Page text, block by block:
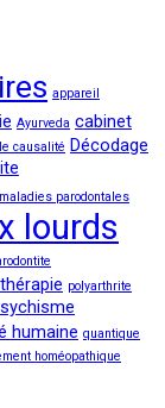
appareil
Ayurveda cabinet
causalité Décodage
maladies parodontales
lourds
polyarthrite
humaine quantique
homéopathique